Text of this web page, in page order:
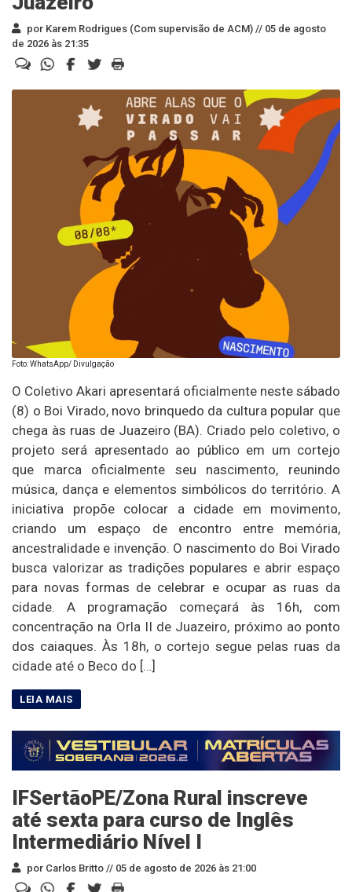
por Karem Rodrigues (Com supervisão de ACM) // 05 de agosto
de 2026 às 21:35
Foto: WhatsApp/ Divulgação
O Coletivo Akari apresentará oficialmente neste sábado
(8) o Boi Virado, novo brinquedo da cultura popular que
chega às ruas de Juazeiro (BA). Criado pelo coletivo, o
projeto será apresentado ao público em um cortejo
que marca oficialmente seu nascimento, reunindo
música, dança e elementos simbólicos do território. A
iniciativa propõe colocar a cidade em movimento,
criando um espaço de encontro entre memória,
ancestralidade e invenção. O nascimento do Boi Virado
busca valorizar as tradições populares e abrir espaço
para novas formas de celebrar e ocupar as ruas da
cidade. A programação começará às 16h, com
concentração na Orla II de Juazeiro, próximo ao ponto
dos caiaques. Às 18h, o cortejo segue pelas ruas da
cidade até o Beco do […]
IFSertãoPE/Zona Rural inscreve
até sexta para curso de Inglês
Intermediário Nível I
por Carlos Britto // 05 de agosto de 2026 às 21:00